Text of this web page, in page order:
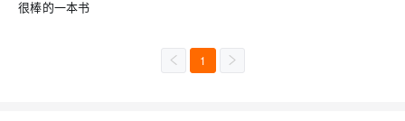
很棒的一本书
1